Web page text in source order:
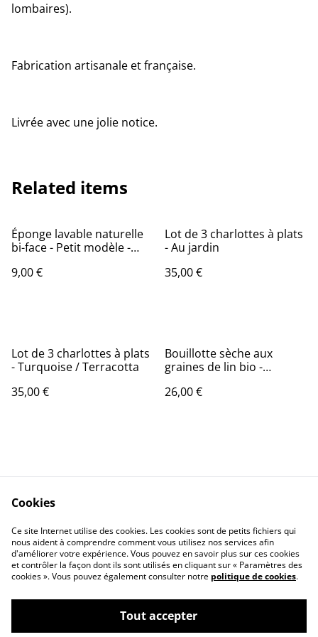
lombaires).
Fabrication artisanale et française.
Livrée avec une jolie notice.
Related items
Éponge lavable naturelle
bi-face - Petit modèle -
9,00 €
Lot de 3 charlottes à plats
- Au jardin
35,00 €
Lot de 3 charlottes à plats
- Turquoise / Terracotta
35,00 €
Bouillotte sèche aux
graines de lin bio -
26,00 €
Contact Us
Legal Terms
Privacy Policy
Cookie Policy
Cookies
Ce site Internet utilise des cookies. Les cookies sont de petits fichiers qui
nous aident à comprendre comment vous utilisez nos services afin
d'améliorer votre expérience. Vous pouvez en savoir plus sur ces cookies
et contrôler la façon dont ils sont utilisés en cliquant sur « Paramètres des
cookies ». Vous pouvez également consulter notre politique de cookies.
Tout accepter